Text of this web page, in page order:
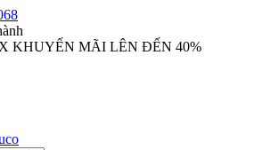
KHUYẾN MÃI LÊN ĐẾN 40%